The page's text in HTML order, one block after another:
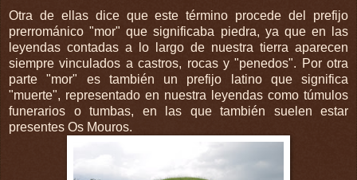
Otra de ellas dice que este término procede del prefijo
prerrománico "mor" que significaba piedra, ya que en las
leyendas contadas a lo largo de nuestra tierra aparecen
siempre vinculados a castros, rocas y "penedos". Por otra
parte "mor" es también un prefijo latino que significa
"muerte", representado en nuestra leyendas como túmulos
funerarios o tumbas, en las que también suelen estar
presentes Os Mouros.